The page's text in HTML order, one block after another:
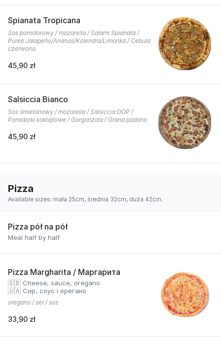
Spianata Tropicana
Sos pomidorowy / mozarella / Salami Spianata /
Puree Jalapeño/Ananas/Kolendra/Limonka / Cebula
czerwona
45,90 zł
Salsiccia Bianco
Sos śmietanowy / mozarella / Salsiccia DOP /
Pomidorki koktajlowe / Gorgonzola / Grana padano
45,90 zł
Pizza
Available sizes: mała 25cm, średnia 32cm, duża 42cm.
Pizza pół na pół
Meal half by half
Pizza Margharita / Маргарита
🇬🇧 Cheese, sauce, oregano
🇺🇦 Сир, соус і орегано
oregano / ser / sos
33,90 zł